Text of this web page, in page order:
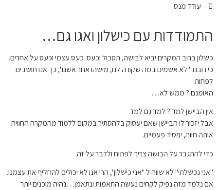
עודד מנס
התמודדות עם כישלון ואגו גם…
כשלון ברוב המקרים יביא לבושה, תסכול וכעס. כעס עצמי וכעס על אחרים.
כי רובנו.."לא אשמים במה שקורה לנו, מישהו אחר אשם", כך אנו חושבים
לפחות.
האומנם ? ממש לא…
אין הביישן למד ? למד גם למד.
אבל יזכור לו הביישן שאם יעסוק בלהסתיר במקום ללמוד מהמקרה החוויה
אותה חווה, יפסיד פעמיים.
כדי להתגבר על הבושה צריך לפתוח ולדבר על זה.
"אני נכשלתי" לא שווה ל "אני כישלון", הרי אנו לא יכולים להחליף את עצמנו.
אם נלמד מזה נפיק לקחים נעשה התאמות ונתאמן…נהיה מוכנים יותר